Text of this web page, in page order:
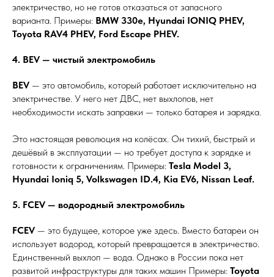
электричество, но не готов отказаться от запасного
варианта. Примеры: BMW 330e, Hyundai IONIQ PHEV,
Toyota RAV4 PHEV, Ford Escape PHEV.
4. BEV — чистый электромобиль
BEV — это автомобиль, который работает исключительно на
электричестве. У него нет ДВС, нет выхлопов, нет
необходимости искать заправки — только батарея и зарядка.
Это настоящая революция на колёсах. Он тихий, быстрый и
дешёвый в эксплуатации — но требует доступа к зарядке и
готовности к ограничениям. Примеры: Tesla Model 3,
Hyundai Ioniq 5, Volkswagen ID.4, Kia EV6, Nissan Leaf.
5. FCEV — водородный электромобиль
FCEV — это будущее, которое уже здесь. Вместо батареи он
использует водород, который превращается в электричество.
Единственный выхлоп — вода. Однако в России пока нет
развитой инфраструктуры для таких машин Примеры: Toyota